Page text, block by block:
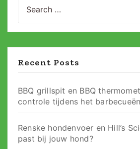
for:
Recent Posts
BBQ grillspit en BBQ
controle tijdens het barbecueën
Renske hondenvoer en Hill’s
past bij jouw hond?